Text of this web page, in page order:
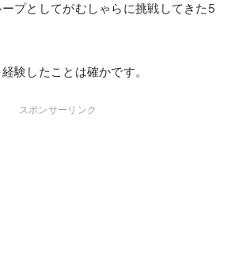
プとしてがむしゃらに挑戦してきた5
験したことは確かです。
スポンサーリンク